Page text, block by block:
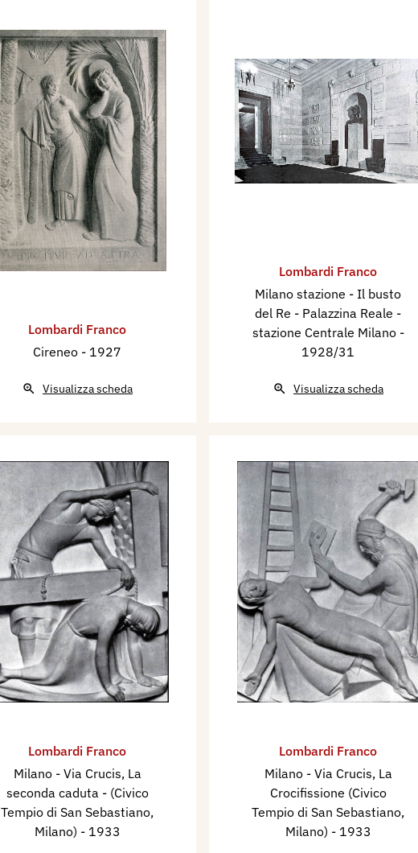
Lombardi Franco
Cireneo - 1927
Visualizza scheda
Lombardi Franco
Milano stazione - Il busto
del Re - Palazzina Reale -
stazione Centrale Milano -
1928/31
Visualizza scheda
Lombardi Franco
Milano - Via Crucis, La
seconda caduta - (Civico
Tempio di San Sebastiano,
Milano) - 1933
Lombardi Franco
Milano - Via Crucis, ​La
Crocifissione (Civico
Tempio di San Sebastiano,
Milano) - 1933